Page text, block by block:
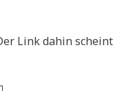
Link dahin scheint